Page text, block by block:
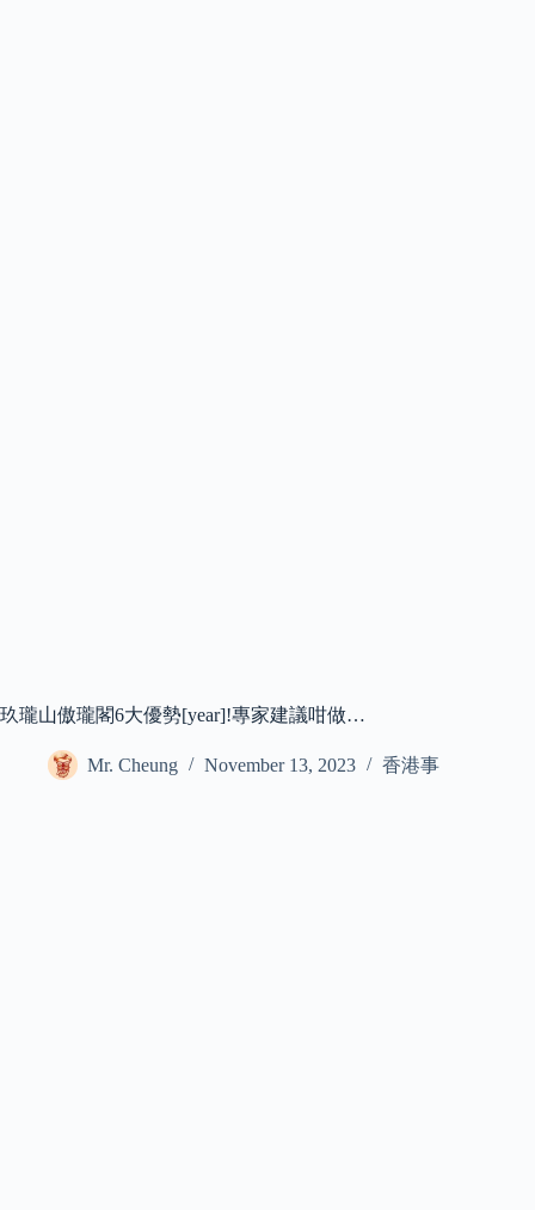
玖瓏山傲瓏閣6大優勢[year]!專家建議咁做…
Mr. Cheung November 13, 2023 香港事